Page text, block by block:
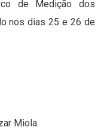
de Medição dos
nos dias 25 e 26 de
Miola.